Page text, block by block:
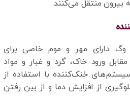
بیرون منتقل می‌کنند.
وگ دارای مهر و موم خاصی برای
ورود خاک، گرد و غبار و مواد
خنک‌کننده با استفاده از
از افزایش دما و از بین رفتن